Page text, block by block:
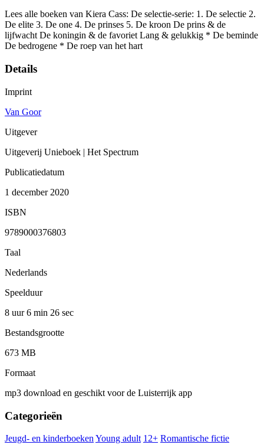
Lees alle boeken van Kiera Cass: De selectie-serie: 1. De selectie 2.
De elite 3. De one 4. De prinses 5. De kroon De prins & de
lijfwacht De koningin & de favoriet Lang & gelukkig * De beminde
De bedrogene * De roep van het hart
Details
Imprint
Van Goor
Uitgever
Uitgeverij Unieboek | Het Spectrum
Publicatiedatum
1 december 2020
ISBN
9789000376803
Taal
Nederlands
Speelduur
8 uur 6 min 26 sec
Bestandsgrootte
673 MB
Formaat
mp3 download en geschikt voor de Luisterrijk app
Categorieën
Jeugd- en kinderboeken Young adult 12+ Romantische fictie